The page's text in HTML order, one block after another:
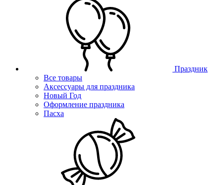
Праздник
Все товары
Аксессуары для праздника
Новый Год
Оформление праздника
Пасха